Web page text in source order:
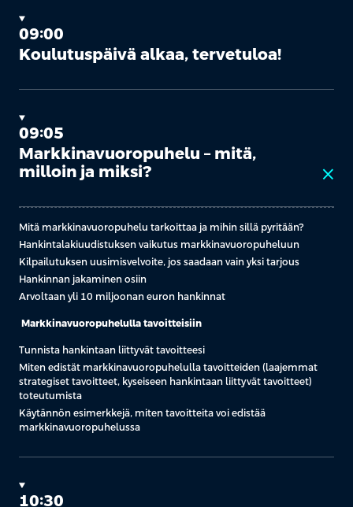
09:00
Koulutuspäivä alkaa, tervetuloa!
09:05
Markkinavuoropuhelu – mitä,
milloin ja miksi?
close
Mitä markkinavuoropuhelu tarkoittaa ja mihin sillä pyritään?
Hankintalakiuudistuksen vaikutus markkinavuoropuheluun
Kilpailutuksen uusimisvelvoite, jos saadaan vain yksi tarjous
Hankinnan jakaminen osiin
Arvoltaan yli 10 miljoonan euron hankinnat
Markkinavuoropuhelulla tavoitteisiin
Tunnista hankintaan liittyvät tavoitteesi
Miten edistät markkinavuoropuhelulla tavoitteiden (laajemmat
strategiset tavoitteet, kyseiseen hankintaan liittyvät tavoitteet)
toteutumista
Käytännön esimerkkejä, miten tavoitteita voi edistää
markkinavuoropuhelussa
10:30